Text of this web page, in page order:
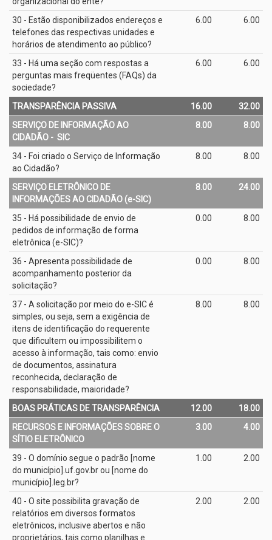
30 - Estão disponibilizados endereços e
telefones das respectivas unidades e
horários de atendimento ao público?
6.00 6.00
33 - Há uma seção com respostas a
perguntas mais freqüentes (FAQs) da
sociedade?
6.00 6.00
TRANSPARÊNCIA PASSIVA 16.00
32.00
SERVIÇO DE INFORMAÇÃO AO
CIDADÃO - ­ SIC
8.00 8.00
34 - Foi criado o Serviço de Informação
ao Cidadão?
8.00 8.00
SERVIÇO ELETRÔNICO DE
INFORMAÇÕES AO CIDADÃO (e­-SIC)
8.00 24.00
35 - Há possibilidade de envio de
pedidos de informação de forma
eletrônica (e­-SIC)?
0.00 8.00
36 - Apresenta possibilidade de
acompanhamento posterior da
solicitação?
0.00 8.00
37 - A solicitação por meio do e­-SIC é
simples, ou seja, sem a exigência de
itens de identificação do requerente
que dificultem ou impossibilitem o
acesso à informação, tais como: envio
de documentos, assinatura
reconhecida, declaração de
responsabilidade, maioridade?
8.00 8.00
BOAS PRÁTICAS DE TRANSPARÊNCIA 12.00
18.00
RECURSOS E INFORMAÇÕES SOBRE O
SÍTIO ELETRÔNICO
3.00 4.00
39 - O domínio segue o padrão [nome
do município].uf.gov.br ou [nome do
município].leg.br?
1.00 2.00
40 - O site possibilita gravação de
relatórios em diversos formatos
eletrônicos, inclusive abertos e não
proprietários, tais como planilhas e
2.00 2.00